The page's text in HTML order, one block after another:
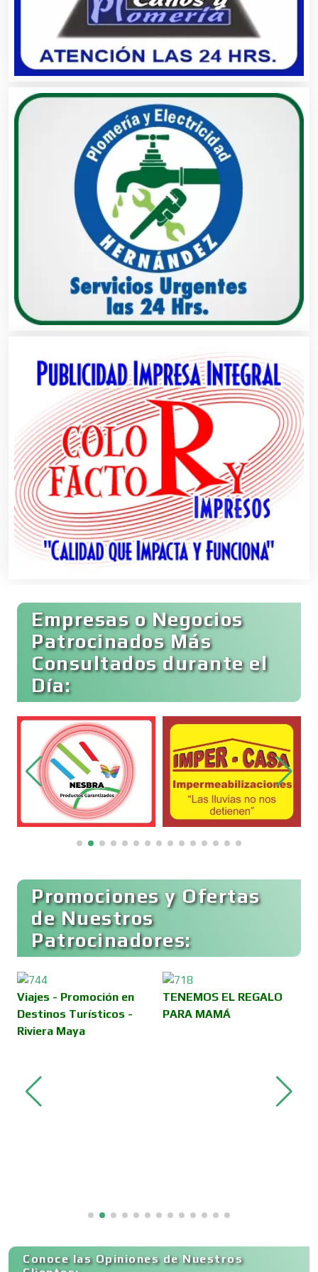
Carnicerías
Carpinterías
Centros Comerciales
Centros de Espectáculos
Centros de Nutrición
Centros Turísticos
Cerrajerías
Cibercafés
Clínicas de Belleza
Clínicas de Rehabilitación
Clubes Deportivos
Cocinas Integrales
Combustibles y Lubricantes
Compresores de aire
Computadoras
Conferencias Empresariales
Construcciones en General
Contadores
Empresas o Negocios
Patrocinados Más
Consultados durante el
Día:
Promociones y Ofertas
de Nuestros
Patrocinadores:
Viajes - Promoción en
Destinos Turísticos -
Riviera Maya
TENEMOS EL REGALO
PARA MAMÁ
Conoce las Opiniones de Nuestros